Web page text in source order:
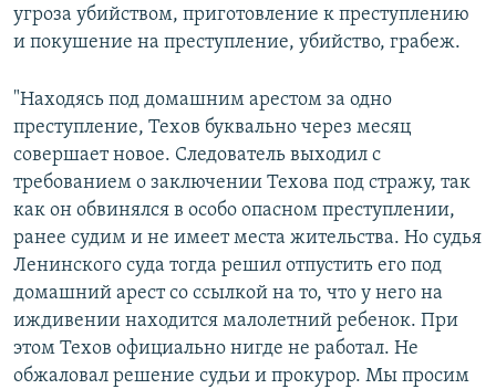
угроза убийством, приготовление к преступлению
и покушение на преступление, убийство, грабеж.
"Находясь под домашним арестом за одно
преступление, Техов буквально через месяц
совершает новое. Следователь выходил с
требованием о заключении Техова под стражу, так
как он обвинялся в особо опасном преступлении,
ранее судим и не имеет места жительства. Но судья
Ленинского суда тогда решил отпустить его под
домашний арест со ссылкой на то, что у него на
иждивении находится малолетний ребенок. При
этом Техов официально нигде не работал. Не
обжаловал решение судьи и прокурор. Мы просим